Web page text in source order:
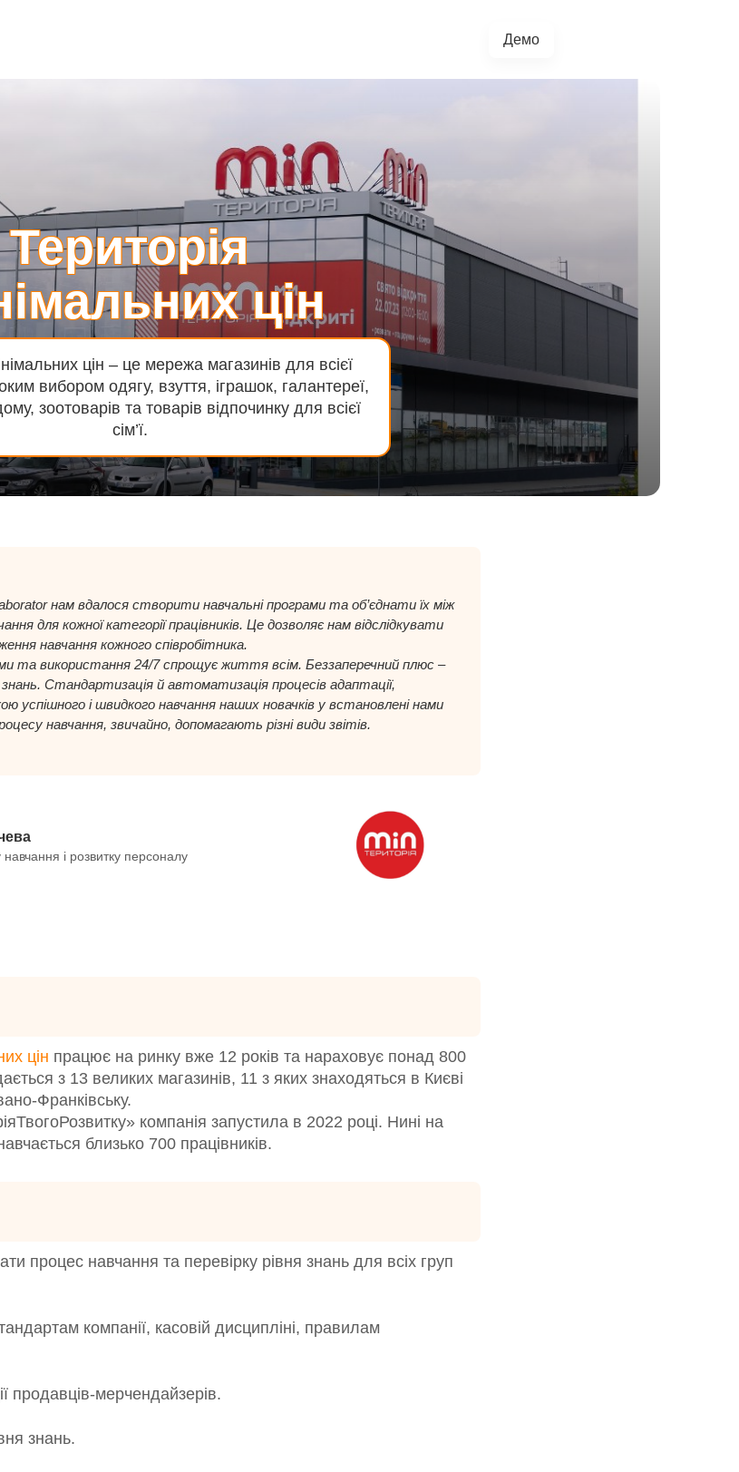
Демо
Територія
цін
цін – це мережа магазинів для всієї
вибором одягу, взуття, іграшок, галантереї,
зоотоварів та товарів відпочинку для всієї
сім’ї.
нам вдалося створити навчальні програми та об’єднати їх між
для кожної категорії працівників. Це дозволяє нам відслідкувати
навчання кожного співробітника.
та використання 24/7 спрощує життя всім. Беззаперечний плюс –
Стандартизація й автоматизація процесів адаптації,
успішного і швидкого навчання наших новачків у встановлені нами
навчання, звичайно, допомагають різні види звітів.
навчання і розвитку персоналу
цін працює на ринку вже 12 років та нараховує понад 800
з 13 великих магазинів, 11 з яких знаходяться в Києві
Франківську.
компанія запустила в 2022 році. Нині на
близько 700 працівників.
процес навчання та перевірку рівня знань для всіх груп
компанії, касовій дисципліні, правилам
продавців-мерчендайзерів.
знань.